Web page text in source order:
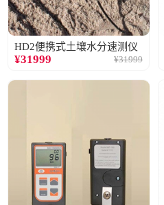
HD2便携式土壤水分速测仪
¥31999 ¥31999